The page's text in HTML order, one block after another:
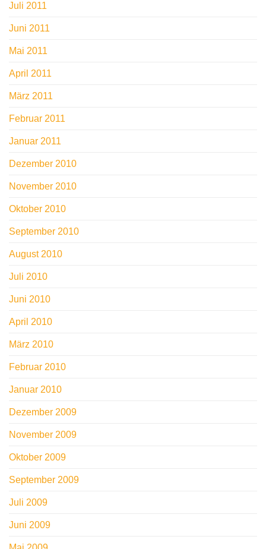
Juli 2011
Juni 2011
Mai 2011
April 2011
März 2011
Februar 2011
Januar 2011
Dezember 2010
November 2010
Oktober 2010
September 2010
August 2010
Juli 2010
Juni 2010
April 2010
März 2010
Februar 2010
Januar 2010
Dezember 2009
November 2009
Oktober 2009
September 2009
Juli 2009
Juni 2009